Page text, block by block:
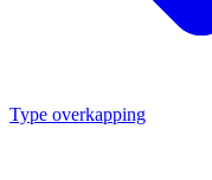
Type overkapping